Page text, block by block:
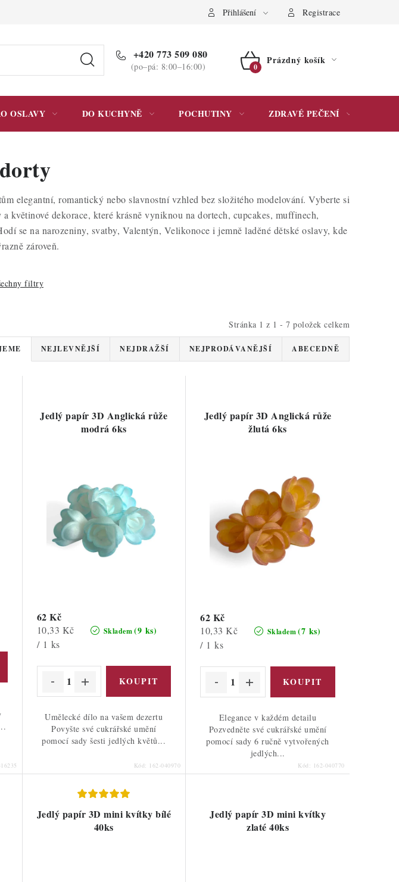
Podmínky ochrany osobních údajů Přihlášení Registrace
+420 773 509 080
(po–pá: 8:00–16:00)
NÁKUPNÍ
Prázdný košík
OSLAVY DO KUCHYNĚ POCHUTINY ZDRAVÉ PEČENÍ
elegantní, romantický nebo slavnostní vzhled bez složitého modelování. Vyberte si
květinové dekorace, které krásně vyniknou na dortech, cupcakes, muffinech,
se na narozeniny, svatby, Valentýn, Velikonoce i jemně laděné dětské oslavy, kde
zároveň.
filtry
Stránka 1 z 1 - 7 položek celkem
NEJLEVNĚJŠÍ NEJDRAŽŠÍ NEJPRODÁVANĚJŠÍ ABECEDNĚ
Jedlý papír 3D Anglická růže
modrá 6ks
Skladem (9 ks)
62 Kč
Měrná
cena:
10,33 Kč
/ 1 ks
Umělecké dílo na vašem dezertu
Povyšte své cukrářské umění
pomocí sady šesti jedlých květů...
Kód: 162-040970
Jedlý papír 3D Anglická růže
žlutá 6ks
Skladem (7 ks)
62 Kč
Měrná
cena:
10,33 Kč
/ 1 ks
Elegance v každém detailu
Pozvedněte své cukrářské umění
pomocí sady 6 ručně vytvořených
jedlých...
Kód: 162-040770
Jedlý papír 3D mini kvítky bílé
40ks
Jedlý papír 3D mini kvítky
zlaté 40ks